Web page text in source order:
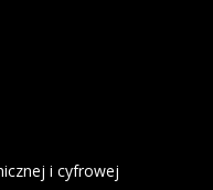
i cyfrowej